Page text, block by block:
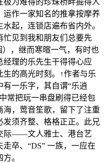
为难得的珍珠桥畔掘得人
运作一家知名的推拿按摩养
起，连锁店遍布省内外。
忙见到我和朋友们总要先
，继而寒暄一气，有时也
经理的乐先生干得得心应
的高光时刻。↑作者与乐
一乐字，其自谓“乐逍
常把玩一串盘刷得已经包
海，莺音笙歌，留下了注重
须齐整、格格正正。此兄
际——文人雅士、港台艺
卒、“DS” 一族，一应在
。